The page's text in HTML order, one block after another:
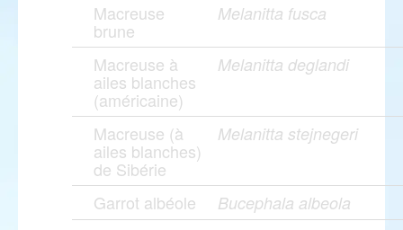
Macreuse
brune
Melanitta fusca
Macreuse à
ailes blanches
(américaine)
Melanitta deglandi
Macreuse (à
ailes blanches)
de Sibérie
Melanitta stejnegeri
Garrot albéole Bucephala albeola